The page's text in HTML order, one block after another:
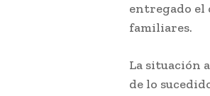
entregado el
familiares.
La situación
de lo